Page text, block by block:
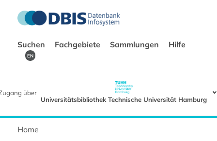
Suchen Fachgebiete Sammlungen Hilfe
EN
über
Universitätsbibliothek Technische Universität Hamburg
Home